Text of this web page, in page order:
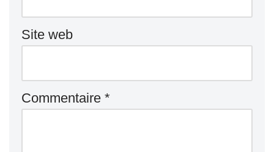
Site web
Commentaire *